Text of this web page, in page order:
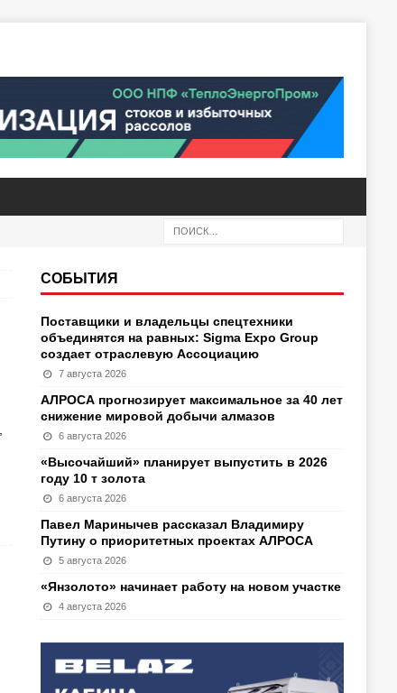
СОБЫТИЯ
Поставщики и владельцы спецтехники
объединятся на равных: Sigma Expo Group
создает отраслевую Ассоциацию
7 августа 2026
АЛРОСА прогнозирует максимальное за 40 лет
снижение мировой добычи алмазов
6 августа 2026
«Высочайший» планирует выпустить в 2026
году 10 т золота
6 августа 2026
Павел Маринычев рассказал Владимиру
Путину о приоритетных проектах АЛРОСА
5 августа 2026
«Янзолото» начинает работу на новом участке
4 августа 2026